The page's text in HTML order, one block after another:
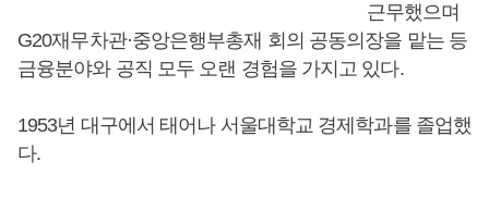
근무했으며
G20재무차관·중앙은행부총재 회의 공동의장을 맡는 등
금융분야와 공직 모두 오랜 경험을 가지고 있다.
1953년 대구에서 태어나 서울대학교 경제학과를 졸업했
다.